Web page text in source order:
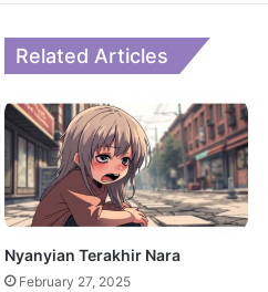
Related Articles
Nyanyian Terakhir Nara
February 27, 2025